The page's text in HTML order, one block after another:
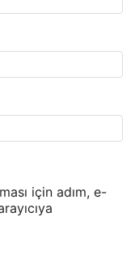
için adım, e-